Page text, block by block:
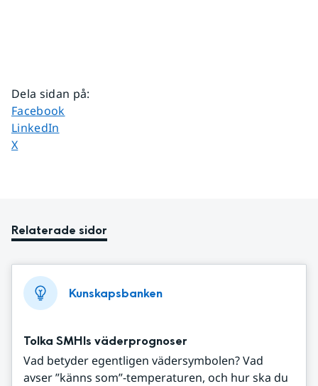
Dela sidan på:
Dela sidan på
Facebook
Dela sidan på
LinkedIn
Dela sidan på
X
Relaterade sidor
Kunskapsbanken
Tolka SMHIs väderprognoser
Vad betyder egentligen vädersymbolen? Vad
avser ”känns som”-temperaturen, och hur ska du